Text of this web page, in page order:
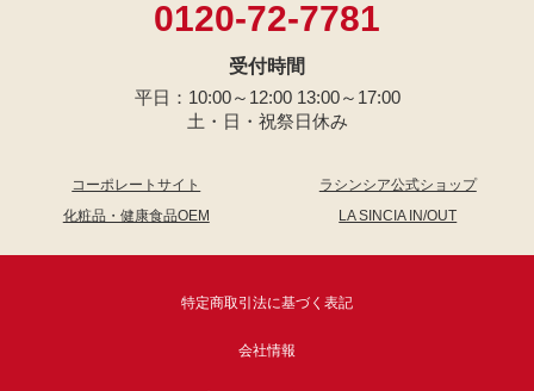
0120-72-7781
受付時間
平日：10:00～12:00 13:00～17:00
土・日・祝祭日休み
コーポレートサイト
ラシンシア公式ショップ
化粧品・健康食品OEM
LA SINCIA IN/OUT
特定商取引法に基づく表記
会社情報